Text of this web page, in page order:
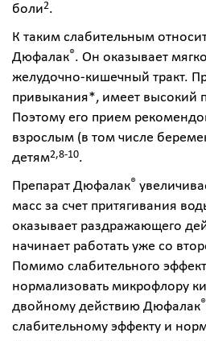
боли2.
К таким слабительным
Дюфалак®. Он оказывает
желудочно-кишечный тракт.
привыкания*, имеет высокий
Поэтому его прием
взрослым (в том числе
детям2,8-10.
Препарат Дюфалак®
масс за счет притягивания
оказывает раздражающего
начинает работать уже со
Помимо слабительного
нормализовать микрофлору
двойному действию Дюфалак®
слабительному эффекту и